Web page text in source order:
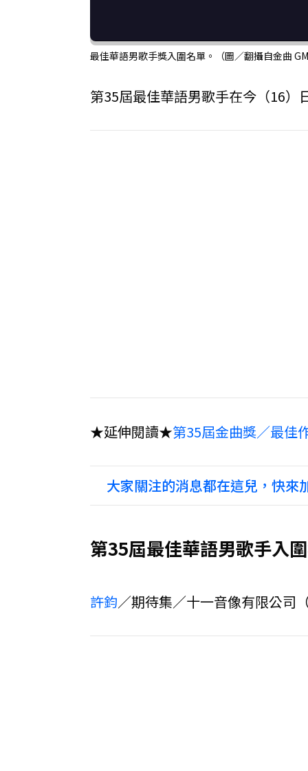
最佳華語男歌手獎入圍名單。（圖／翻攝自金曲
第35屆最佳華語男歌手在今（16）
★延伸閱讀★第35屆金曲獎／最佳
大家關注的消息都在這兒，快來
第35屆最佳華語男歌手入
許鈞／期待集／十一音像有限公司